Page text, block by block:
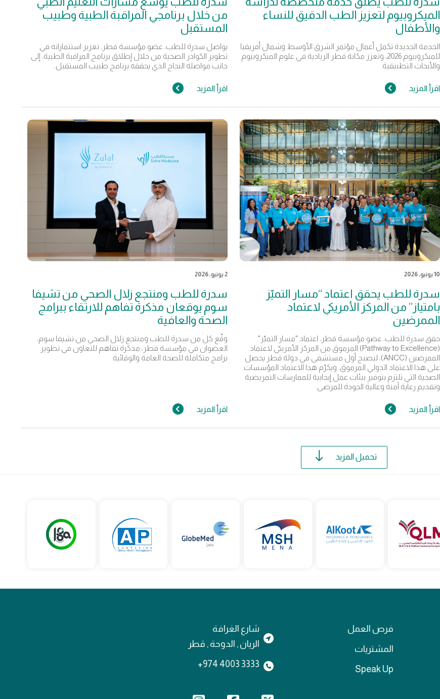
الميكروبيوم لتعزيز الطب الدقيق للنساء
والأطفال
الخدمة الجديدة تكمل أعمال مؤتمر الشرق الأوسط وشمال أفريقيا
للميكروبيوم 2026، وتعزز مكانة قطر الريادية في علوم الميكروبيوم
والأبحاث التطبيقية
اقرأ المزيد
من خلال برنامجي المراقبة الطبية وطبيب
المستقبل
يواصل سدرة للطب، عضو مؤسسة قطر، تعزيز استثماراته في
تطوير الكوادر الصحية من خلال إطلاق برنامج المراقبة الطبية، إلى
جانب مواصلة النجاح الذي يحققه برنامج طبيب المستقبل.
اقرأ المزيد
10 يونيو, 2026
سدرة للطب يحقق اعتماد “مسار التميّز
بامتياز” من المركز الأمريكي لاعتماد
الممرضين
حقق سدرة للطب، عضو مؤسسة قطر، اعتماد "مسار التميّز"
(Pathway to Excellence) المرموق من المركز الأمريكي لاعتماد
الممرضين (ANCC)، ليصبح أول مستشفى في دولة قطر يحصل
على هذا الاعتماد الدولي المرموق. ويكرّم هذا الاعتماد المؤسسات
الصحية التي تلتزم بتوفير بيئات عمل إيجابية للممارسات التمريضية
وتقديم رعاية آمنة وعالية الجودة للمرضى.
اقرأ المزيد
2 يونيو, 2026
سدرة للطب ومنتجع زلال الصحي من تشيفا
سوم يوقعان مذكرة تفاهم للارتقاء ببرامج
الصحة والعافية
وقّع كل من سدرة للطب ومنتجع زلال الصحي من تشيفا سوم،
العضوان في مؤسسة قطر، مذكرة تفاهم للتعاون في تطوير
برامج متكاملة للصحة العامة والوقائية.
اقرأ المزيد
تحميل المزيد
فرص العمل
المشتريات
Speak Up
شارع الغرافة
الريان , الدوحة , قطر
3333 4003 974+